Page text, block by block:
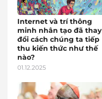
Internet và trí thông
minh nhân tạo đã thay
đổi cách chúng ta tiếp
thu kiến thức như thế
nào?
01.12.2025